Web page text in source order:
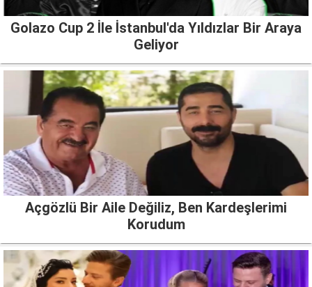
Golazo Cup 2 İle İstanbul'da Yıldızlar Bir Araya
Geliyor
Açgözlü Bir Aile Değiliz, Ben Kardeşlerimi
Korudum